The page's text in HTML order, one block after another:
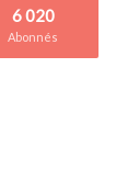
6 020
Abonnés